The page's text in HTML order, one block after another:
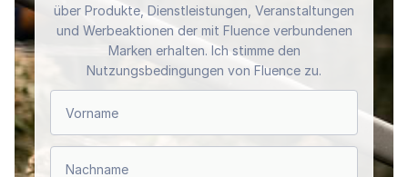
über Produkte, Dienstleistungen, Veranstaltungen
und Werbeaktionen der mit Fluence verbundenen
Marken erhalten. Ich stimme den
Nutzungsbedingungen von Fluence zu.